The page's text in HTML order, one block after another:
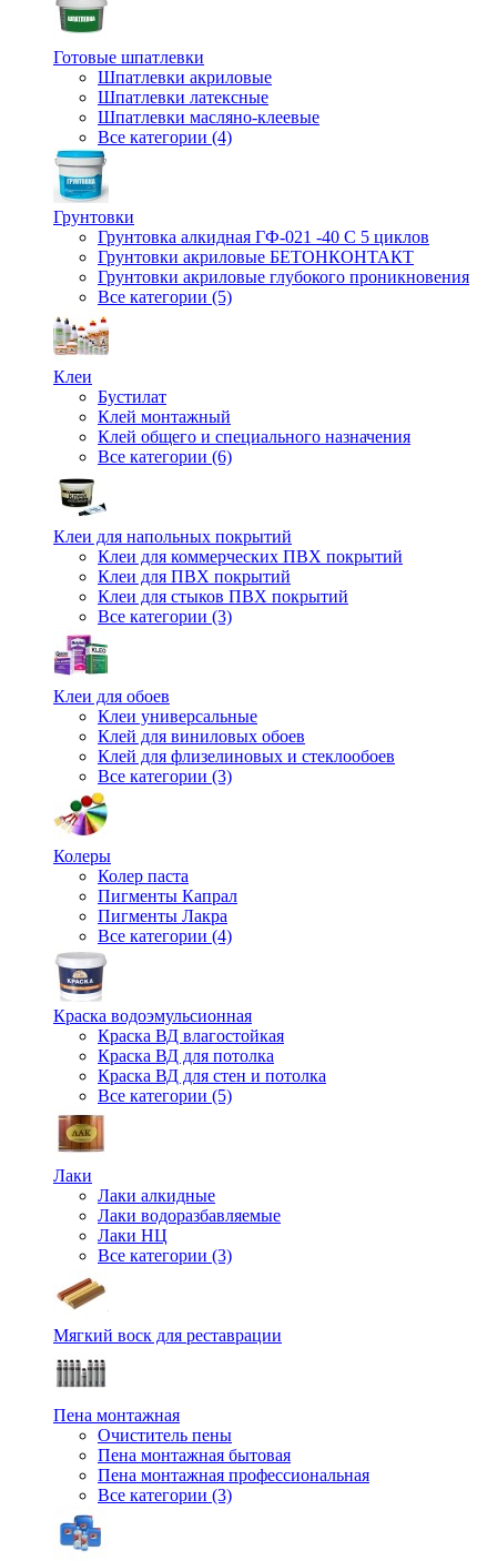
Готовые шпатлевки
Шпатлевки акриловые
Шпатлевки латексные
Шпатлевки масляно-клеевые
Все категории (4)
Грунтовки
Грунтовка алкидная ГФ-021 -40 С 5 циклов
Грунтовки акриловые БЕТОНКОНТАКТ
Грунтовки акриловые глубокого проникновения
Все категории (5)
Клеи
Бустилат
Клей монтажный
Клей общего и специального назначения
Все категории (6)
Клеи для напольных покрытий
Клеи для коммерческих ПВХ покрытий
Клеи для ПВХ покрытий
Клеи для стыков ПВХ покрытий
Все категории (3)
Клеи для обоев
Клеи универсальные
Клей для виниловых обоев
Клей для флизелиновых и стеклообоев
Все категории (3)
Колеры
Колер паста
Пигменты Капрал
Пигменты Лакра
Все категории (4)
Краска водоэмульсионная
Краска ВД влагостойкая
Краска ВД для потолка
Краска ВД для стен и потолка
Все категории (5)
Лаки
Лаки алкидные
Лаки водоразбавляемые
Лаки НЦ
Все категории (3)
Мягкий воск для реставрации
Пена монтажная
Очиститель пены
Пена монтажная бытовая
Пена монтажная профессиональная
Все категории (3)